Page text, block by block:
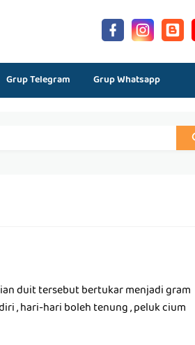
Grup Telegram Grup Whatsapp
duit tersebut bertukar menjadi gram
, hari-hari boleh tenung , peluk cium